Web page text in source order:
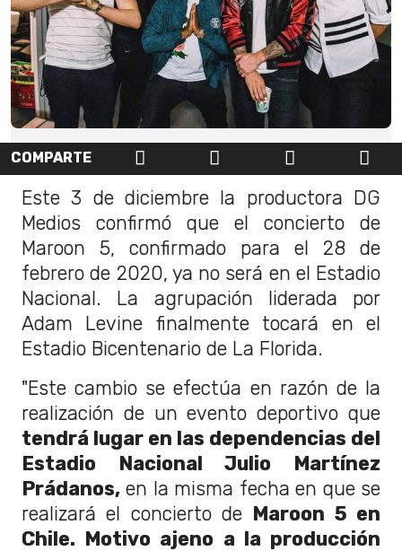
COMPARTE
Este 3 de diciembre la productora DG
Medios confirmó que el concierto de
Maroon 5, confirmado para el 28 de
febrero de 2020, ya no será en el Estadio
Nacional. La agrupación liderada por
Adam Levine finalmente tocará en el
Estadio Bicentenario de La Florida.
"Este cambio se efectúa en razón de la
realización de un evento deportivo que
tendrá lugar en las dependencias del
Estadio Nacional Julio Martínez
Prádanos, en la misma fecha en que se
realizará el concierto de Maroon 5 en
Chile. Motivo ajeno a la producción